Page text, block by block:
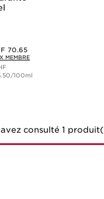
70.6570.65
MEMBRE
100ml
consulté 1